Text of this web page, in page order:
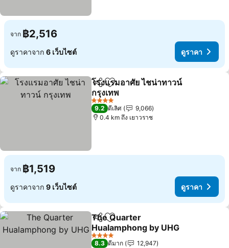
จาก ฿2,516
ดูราคาจาก 6 เว็บไซต์ ดูราคา
แชร์ เพิ่มในรายการโปรด
โรงแรมอาศัย ไชน่าทาวน์
กรุงเทพ
4 ดาว
9.2 ดีเลิศ
9,066
0.4 km ถึง เยาวราช
จาก ฿1,519
ดูราคาจาก 9 เว็บไซต์ ดูราคา
แชร์ เพิ่มในรายการโปรด
The Quarter
Hualamphong by UHG
4 ดาว
8.3 ดีมาก
12,947